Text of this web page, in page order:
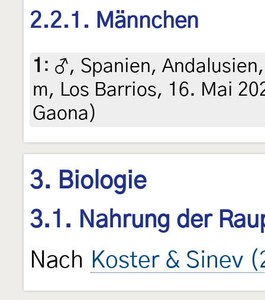
2.2.1. Männchen
1 : ♂, Spanien,
m, Los Barrios, 16. Mai
Gaona)
3. Biologie
3.1. Nahrung der
Nach Koster & Sinev